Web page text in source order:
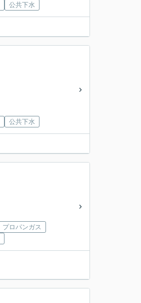
公共下水
公共下水
プロパンガス